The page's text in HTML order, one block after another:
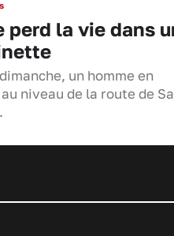
perd la vie dans
un homme en
niveau de la route de